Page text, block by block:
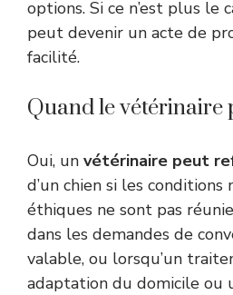
options. Si ce n’est plus le
peut devenir un acte de
facilité.
Quand le vétérinaire
Oui, un vétérinaire peut
d’un chien si les conditions
éthiques ne sont pas
dans les demandes de
valable, ou lorsqu’un
adaptation du domicile ou